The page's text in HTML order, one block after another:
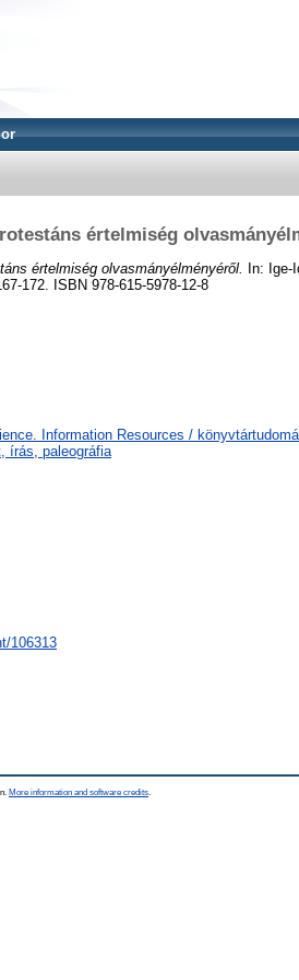
értelmiség
értelmiség olvasmányélményéről. In: Ige-
172. ISBN 978-615-5978-12-8
Information Resources /
írás, paleográfia
106313
More information and software credits